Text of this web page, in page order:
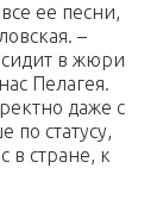
ее песни,
–
в жюри
Пелагея.
даже с
по статусу,
в стране, к